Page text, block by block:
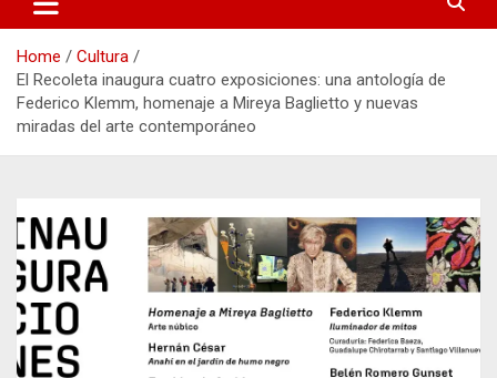
Home
Cultura
El Recoleta inaugura cuatro exposiciones: una antología de
Federico Klemm, homenaje a Mireya Baglietto y nuevas
miradas del arte contemporáneo